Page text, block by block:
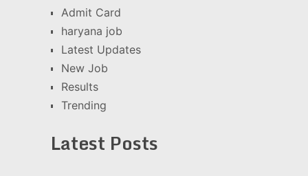
Admit Card
haryana job
Latest Updates
New Job
Results
Trending
Latest Posts